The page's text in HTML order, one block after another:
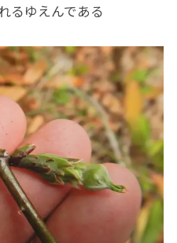
るゆえんである